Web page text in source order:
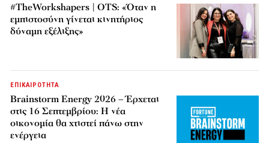
#TheWorkshapers | OTS: «Όταν η
εμπιστοσύνη γίνεται κινητήριος
δύναμη εξέλιξης»
ΕΠΙΚΑΙΡΟΤΗΤΑ
Brainstorm Energy 2026 – Έρχεται
στις 16 Σεπτεμβρίου: Η νέα
οικονομία θα χτιστεί πάνω στην
ενέργεια